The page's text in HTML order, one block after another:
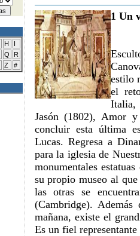
H
I
Q
R
Z #
1 Un
estilo
el
Italia,
Jasón (1802), Amor
concluir esta última
Lucas. Regresa a
para la iglesia de
monumentales
su propio museo al
las otras se
(Cambridge).
mañana, existe el
Es un fiel